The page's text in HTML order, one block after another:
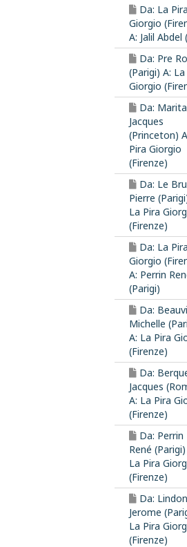
Da: La Pira
Giorgio
A: Jalil Abdel
Da: Pre
(Parigi) A:
Giorgio
Da:
Jacques
(Princeton)
Pira Giorgio
(Firenze)
Da: Le
Pierre
La Pira
(Firenze)
Da: La Pira
Giorgio
A: Perrin
(Parigi)
Da:
Michelle
A: La Pira
(Firenze)
Da:
Jacques
A: La Pira
(Firenze)
Da: Perrin
René (Parigi)
La Pira
(Firenze)
Da: Lindon
Jerome
La Pira
(Firenze)